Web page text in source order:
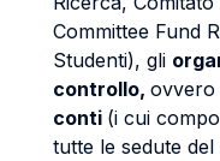
Committee Fund
Studenti), gli
controllo, ovvero
conti (i cui
tutte le sedute del